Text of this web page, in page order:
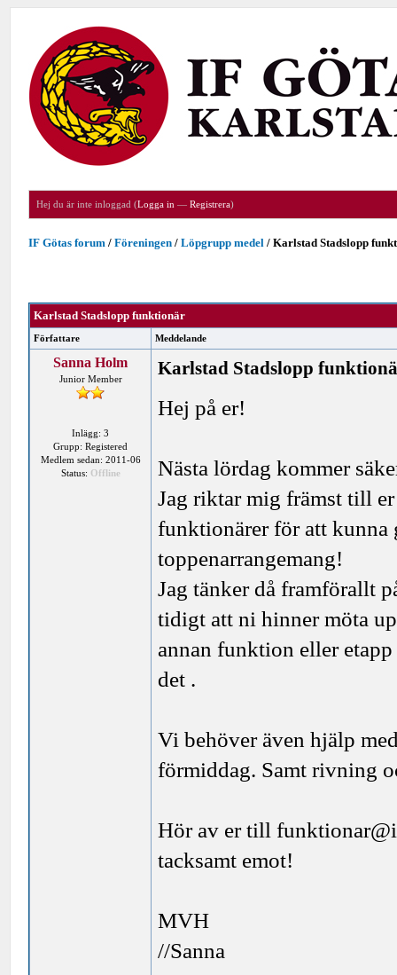
Hej du är inte inloggad (Logga in —Registrera)
IF Götas forum /Föreningen /Löpgrupp medel /Karlstad Stadslopp
Karlstad Stadslopp funktionär
Författare Meddelande
Sanna Holm
Junior Member
Inlägg: 3
Grupp: Registered
Medlem sedan: 2011-06
Status: Offline
Karlstad Stadslopp
Hej på er!
Nästa lördag kommer
Jag riktar mig främst till
funktionärer för att kunna
toppenarrangemang!
Jag tänker då framförallt
tidigt att ni hinner möta
annan funktion eller
det .
Vi behöver även hjälp
förmiddag. Samt rivning
Hör av er till
tacksamt emot!
MVH
//Sanna